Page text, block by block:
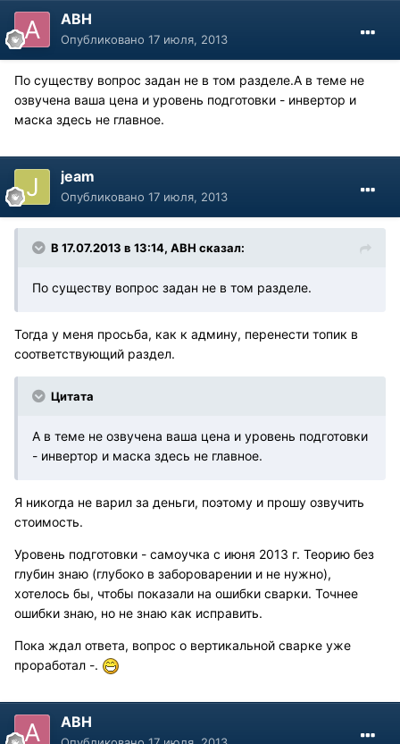
АВН
Опубликовано 17 июля, 2013
По существу вопрос задан не в том разделе.А в теме не
озвучена ваша цена и уровень подготовки - инвертор и
маска здесь не главное.
jeam
Опубликовано 17 июля, 2013
В 17.07.2013 в 13:14, АВН сказал:
По существу вопрос задан не в том разделе.
Тогда у меня просьба, как к админу, перенести топик в
соответствующий раздел.
Цитата
А в теме не озвучена ваша цена и уровень подготовки
- инвертор и маска здесь не главное.
Я никогда не варил за деньги, поэтому и прошу озвучить
стоимость.
Уровень подготовки - самоучка с июня 2013 г. Теорию без
глубин знаю (глубоко в забороварении и не нужно),
хотелось бы, чтобы показали на ошибки сварки. Точнее
ошибки знаю, но не знаю как исправить.
Пока ждал ответа, вопрос о вертикальной сварке уже
проработал -.
АВН